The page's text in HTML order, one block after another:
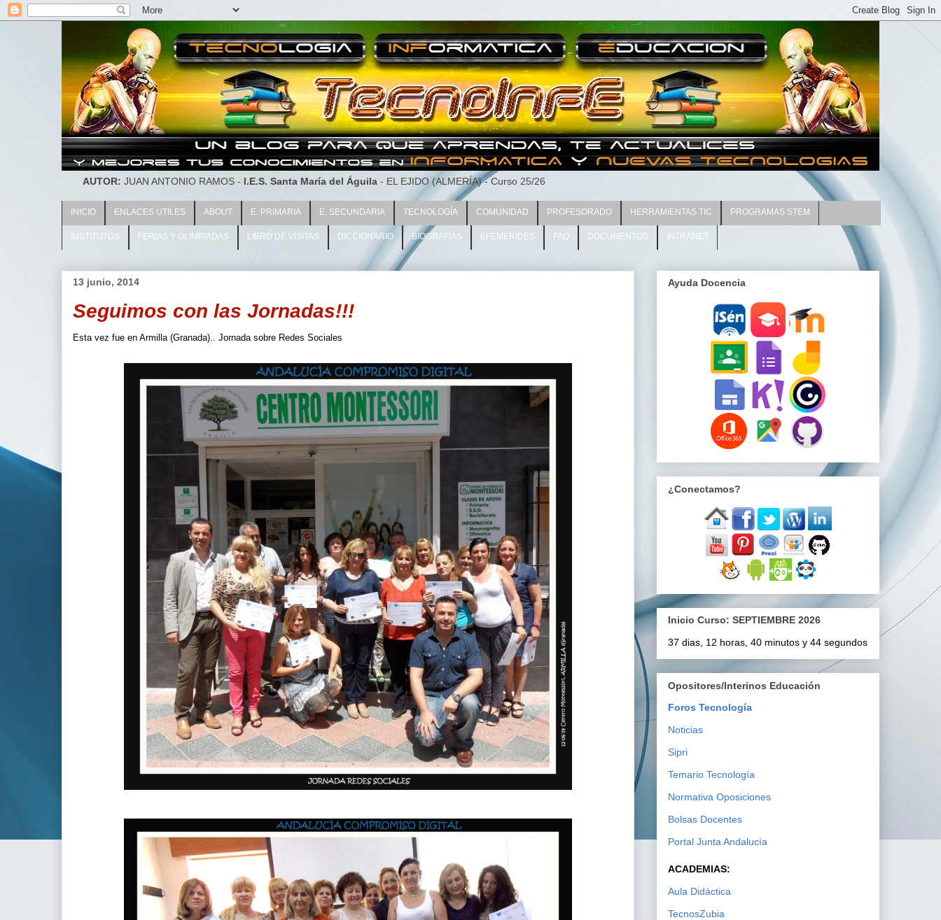
AUTOR: JUAN ANTONIO RAMOS - I.E.S. Santa María del Águila - EL EJIDO (ALMERÍA) - Curso 25/26
INICIO ENLACES UTILES ABOUT E. PRIMARIA E. SECUNDARIA TECNOLOGÍA COMUNIDAD PROFESORADO HERRAMIENTAS TIC PROGRAMAS STEM
INSTITUTOS FERIAS Y OLIMPIADAS LIBRO DE VISITAS DICCIONARIO BIOGRAFÍAS EFEMÉRIDES FAQ DOCUMENTOS INTRANET
13 junio, 2014
Seguimos con las Jornadas!!!
Esta vez fue en Armilla (Granada).. Jornada sobre Redes Sociales
Ayuda Docencia
¿Conectamos?
Inicio Curso: SEPTIEMBRE 2026
37 dias, 12 horas, 40 minutos y 43 segundos
Opositores/Interinos Educación
Foros Tecnología
Noticias
Sipri
Temario Tecnología
Normativa Oposiciones
Bolsas Docentes
Portal Junta Andalucía
ACADEMIAS:
Aula Didáctica
TecnosZubia